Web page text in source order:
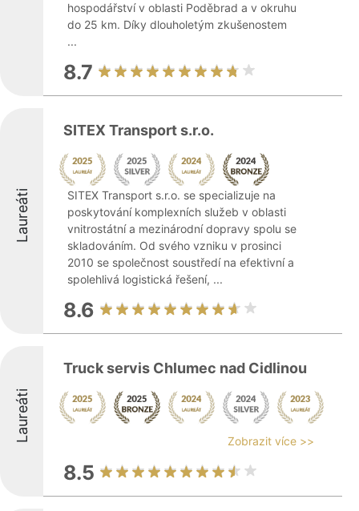
hospodářství v oblasti Poděbrad a v okruhu
do 25 km. Díky dlouholetým zkušenostem
...
8.7
Laureáti
SITEX Transport s.r.o.
SITEX Transport s.r.o. se specializuje na
poskytování komplexních služeb v oblasti
vnitrostátní a mezinárodní dopravy spolu se
skladováním. Od svého vzniku v prosinci
2010 se společnost soustředí na efektivní a
spolehlivá logistická řešení, ...
8.6
Laureáti
Truck servis Chlumec nad Cidlinou
Zobrazit více >>
8.5